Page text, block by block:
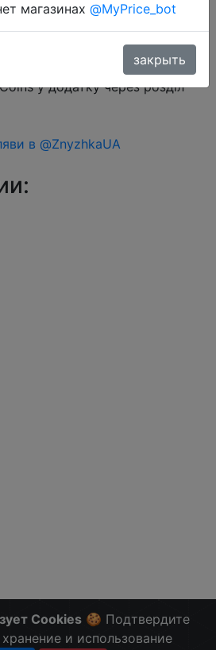
на сторінці товару + знижка
у додатку через розділ
в @ZnyzhkaUA
Cookies 🍪 Подтвердите
и использование
магазинах @MyPrice_bot
закрыть